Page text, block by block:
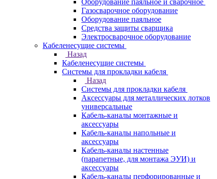
Оборудование паяльное и сварочное
Газосварочное оборудование
Оборудование паяльное
Средства защиты сварщика
Электросварочное оборудование
Кабеленесущие системы
Назад
Кабеленесущие системы
Системы для прокладки кабеля
Назад
Системы для прокладки кабеля
Аксессуары для металлических лотков
универсальные
Кабель-каналы монтажные и
аксессуары
Кабель-каналы напольные и
аксессуары
Кабель-каналы настенные
(парапетные, для монтажа ЭУИ) и
аксессуары
Кабель-каналы перфорированные и